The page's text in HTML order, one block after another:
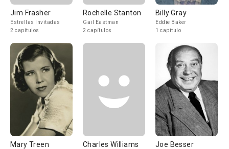
Jim Frasher
Estrellas Invitadas
2 capítulos
Rochelle Stanton
Gail Eastman
2 capítulos
Billy Gray
Eddie Baker
1 capítulo
Mary Treen Charles Williams Joe Besser